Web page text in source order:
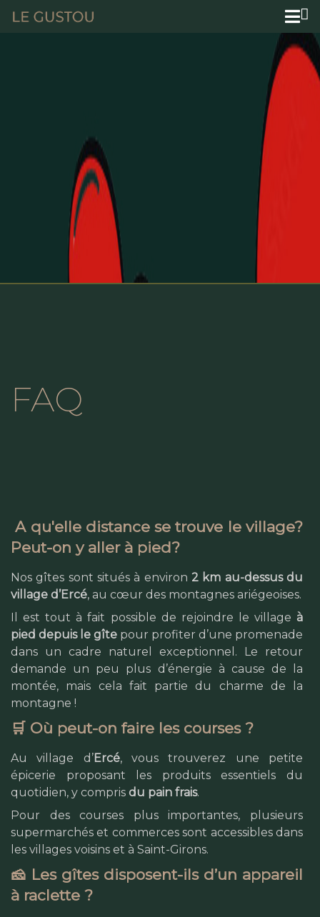
FAQ
A qu'elle distance se trouve le village?
Peut-on y aller à pied?
Nos gîtes sont situés à environ 2 km au-dessus du
village d’Ercé, au cœur des montagnes ariégeoises.
Il est tout à fait possible de rejoindre le village à
pied depuis le gîte pour profiter d’une promenade
dans un cadre naturel exceptionnel. Le retour
demande un peu plus d’énergie à cause de la
montée, mais cela fait partie du charme de la
montagne !
🛒 Où peut-on faire les courses ?
Au village d’Ercé, vous trouverez une petite
épicerie proposant les produits essentiels du
quotidien, y compris du pain frais.
Pour des courses plus importantes, plusieurs
supermarchés et commerces sont accessibles dans
les villages voisins et à Saint-Girons.
🧀 Les gîtes disposent-ils d’un appareil
à raclette ?